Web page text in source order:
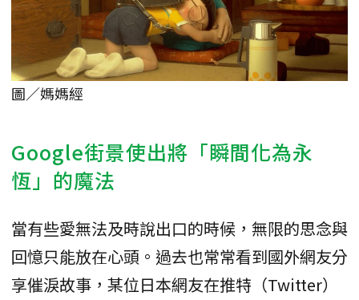
圖／媽媽經
Google街景使出將「瞬間化為永
恆」的魔法
當有些愛無法及時說出口的時候，無限的思念與
回憶只能放在心頭。過去也常常看到國外網友分
享催淚故事，某位日本網友在推特（Twitter）